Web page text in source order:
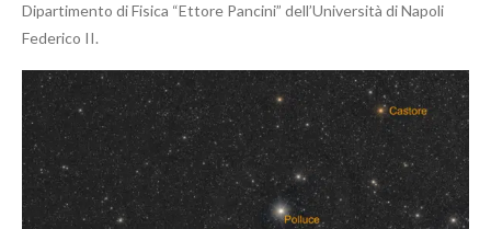
Dipartimento di Fisica “Ettore Pancini” dell’Università di Napoli
Federico II.